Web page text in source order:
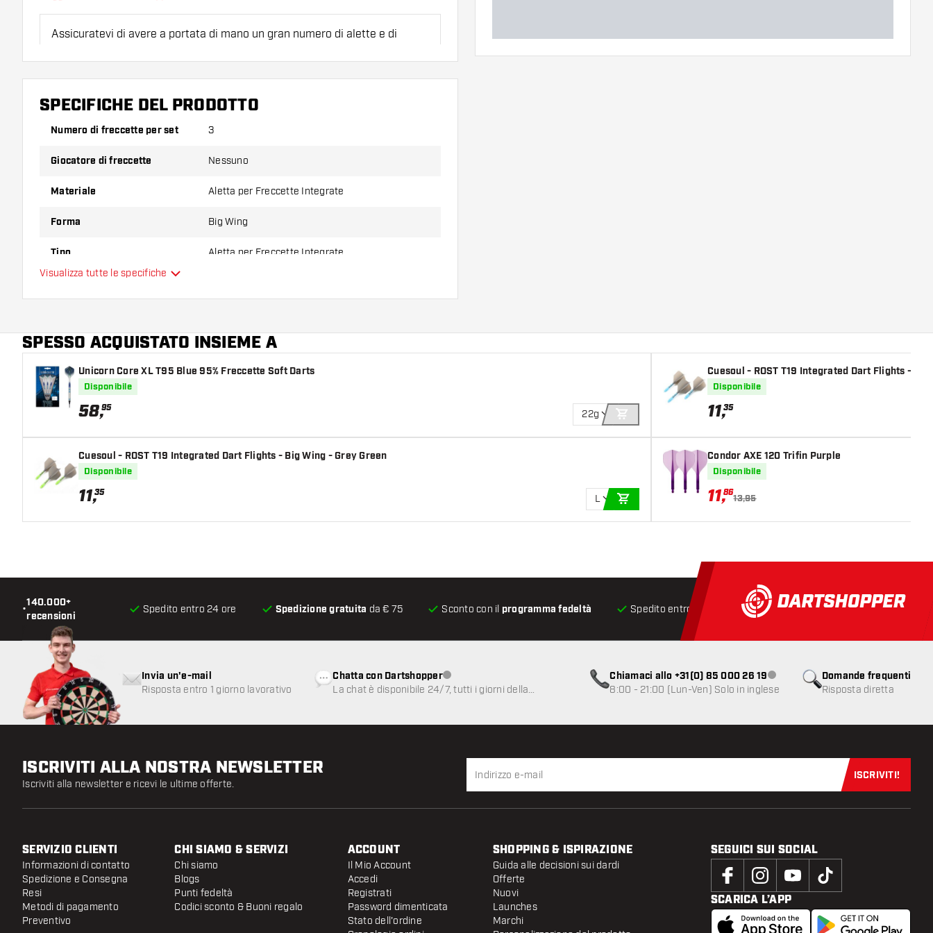
Assicuratevi di avere a portata di mano un gran numero di alette e di
scoprire quale variante vi si addice di più!
SPECIFICHE DEL PRODOTTO
Numero di freccette per set 3
Giocatore di freccette Nessuno
Materiale Aletta per Freccette Integrate
Forma Big Wing
Tipo Aletta per Freccette Integrate
Colore principale
Lunghezza del shaft
Visualizza tutte le specifiche
SPESSO ACQUISTATO INSIEME A
Unicorn Core XL T95 Blue 95% Freccette Soft Darts
Disponibile
58,95
22g
AGGIUNGI AL CARRELLO
Cuesoul - ROST T19 Integrated Dart Flights - Big Wing - Grey Green
Disponibile
11,35
L
AGGIUNGI AL CARRELLO
Cuesoul - ROST T19 Integrated Dart Flights - Big
Disponibile
11,35
Condor AXE 120 Trifin Purple
Disponibile
11,86
13,95
•
140.000+
recensioni
Spedito entro 24 ore Spedizione gratuita da € 75 Sconto con il programma fedeltà Spedito entro 24 ore Spedizione gratuitada € 75
Domande frequenti
Risposta diretta
Invia un'e-mail
Risposta entro 1 giorno lavorativo
Chatta con DartshopperServizio clienti non disponibile
La chat è disponibile 24/7, tutti i giorni della
Chiamaci allo +31(0) 85 000 26 19Servizio clienti non disponibile
8:00 - 21:00 (Lun-Ven) Solo in inglese
ISCRIVITI ALLA NOSTRA NEWSLETTER
Iscriviti alla newsletter e ricevi le ultime offerte.
Iscriviti
ISCRIVITI!
SERVIZIO CLIENTI
Informazioni di contatto
Spedizione e Consegna
Resi
Metodi di pagamento
Preventivo
CHI SIAMO & SERVIZI
Chi siamo
Blogs
Punti fedeltà
Codici sconto & Buoni regalo
ACCOUNT
Il Mio Account
Accedi
Registrati
Password dimenticata
Stato dell'ordine
SHOPPING & ISPIRAZIONE
Guida alle decisioni sui dardi
Offerte
Nuovi
Launches
Marchi
SEGUICI SUI SOCIAL
SCARICA L’APP